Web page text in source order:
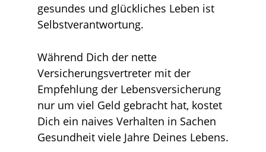
gesundes und glückliches Leben ist
Selbstverantwortung.
Während Dich der nette
Versicherungsvertreter mit der
Empfehlung der Lebensversicherung
nur um viel Geld gebracht hat, kostet
Dich ein naives Verhalten in Sachen
Gesundheit viele Jahre Deines Lebens.